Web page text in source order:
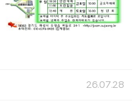
26.07.28